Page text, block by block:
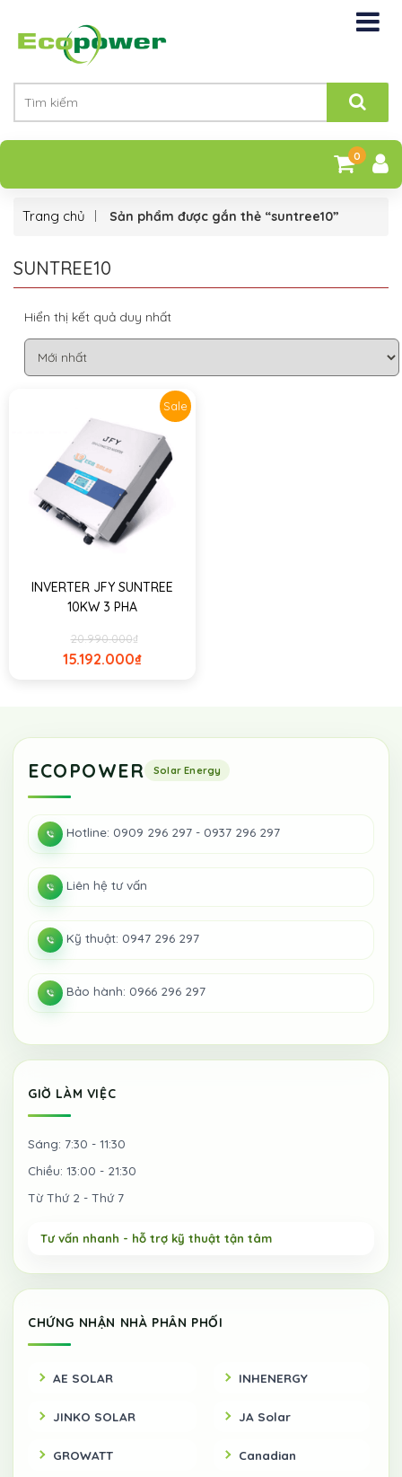
0
Trang chủ Sản phẩm được gắn thẻ “suntree10”
SUNTREE10
Hiển thị kết quả duy nhất
Sale
INVERTER JFY SUNTREE
10KW 3 PHA
₫
20.990.000
₫
15.192.000
ECOPOWER
Hotline: 0909 296 297 - 0937 296 297
Liên hệ tư vấn
Kỹ thuật: 0947 296 297
Bảo hành: 0966 296 297
GIỜ LÀM VIỆC
Sáng: 7:30 - 11:30
Chiều: 13:00 - 21:30
Từ Thứ 2 - Thứ 7
CHỨNG NHẬN NHÀ PHÂN PHỐI
AE SOLAR
JINKO SOLAR
GROWATT
INHENERGY
JA Solar
Canadian